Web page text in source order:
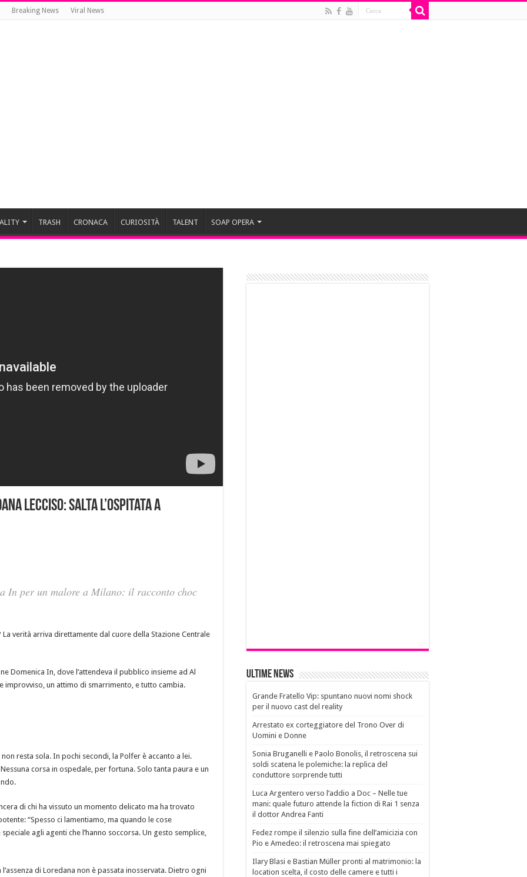
Breaking News Viral News
TRASH CRONACA CURIOSITÀ TALENT SOAP OPERA
Lecciso: salta l’ospitata a
In per un malore a Milano: il racconto choc
La verità arriva direttamente dal cuore della Stazione Centrale
Domenica In, dove l’attendeva il pubblico insieme ad Al
improvviso, un attimo di smarrimento, e tutto cambia.
resta sola. In pochi secondi, la Polfer è accanto a lei.
corsa in ospedale, per fortuna. Solo tanta paura e un
di chi ha vissuto un momento delicato ma ha trovato
“Spesso ci lamentiamo, ma quando le cose
agli agenti che l’hanno soccorsa. Un gesto semplice,
di Loredana non è passata inosservata. Dietro ogni
Ultime News
Grande Fratello Vip: spuntano nuovi nomi shock
per il nuovo cast del reality
Arrestato ex corteggiatore del Trono Over di
Uomini e Donne
Sonia Bruganelli e Paolo Bonolis, il retroscena sui
soldi scatena le polemiche: la replica del
conduttore sorprende tutti
Luca Argentero verso l’addio a Doc – Nelle tue
mani: quale futuro attende la fiction di Rai 1 senza
il dottor Andrea Fanti
Fedez rompe il silenzio sulla fine dell’amicizia con
Pio e Amedeo: il retroscena mai spiegato
Ilary Blasi e Bastian Müller pronti al matrimonio: la
location scelta, il costo delle camere e tutti i